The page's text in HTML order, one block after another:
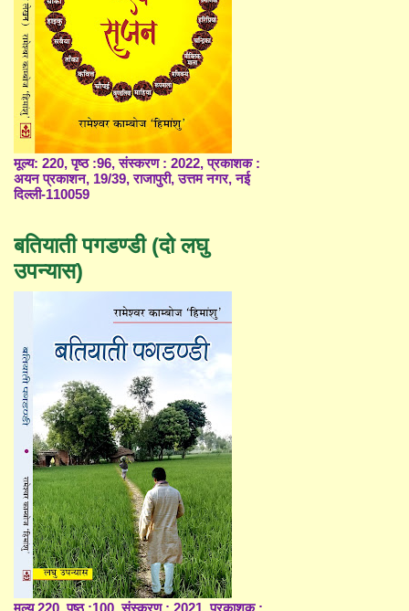
मूल्य: 220, पृष्ठ :96, संस्करण : 2022, प्रकाशक :
अयन प्रकाशन, 19/39, राजापुरी, उत्तम नगर, नई
दिल्ली-110059
बतियाती पगडण्डी (दो लघु
उपन्यास)